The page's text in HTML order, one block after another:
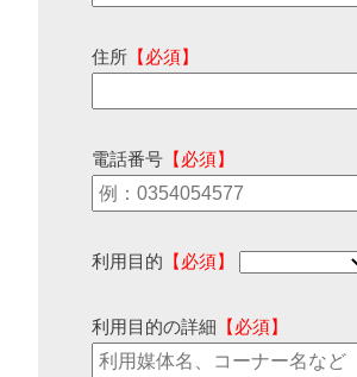
住所 【必須】
電話番号 【必須】
利用目的 【必須】
利用目的の詳細 【必須】